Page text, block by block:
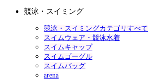
競泳・スイミング
競泳・スイミングカテゴリすべて
スイムウェア・競泳水着
スイムキャップ
スイムゴーグル
スイムバッグ
arena